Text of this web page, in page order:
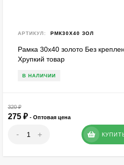
АРТИКУЛ: РМК30Х40 ЗОЛ
Рамка 30х40 золото Без
Хрупкий товар
В НАЛИЧИИ
320₽
275 ₽ - Оптовая цена
- +